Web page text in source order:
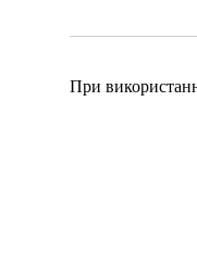
При